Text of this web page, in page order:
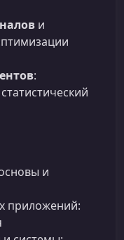
и
:
и
приложений: